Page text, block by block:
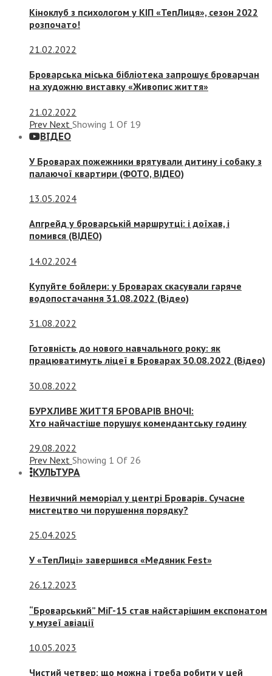
Кіноклуб з психологом у КІП «ТепЛиця», сезон 2022
розпочато!
21.02.2022
Броварська міська бібліотека запрошує броварчан
на художню виставку «Живопис життя»
21.02.2022
Prev Next Showing 1 Of 19
ВІДЕО
У Броварах пожежники врятували дитину і собаку з
палаючої квартири (ФОТО, ВІДЕО)
13.05.2024
Апгрейд у броварській маршрутці: і доїхав, і
помився (ВІДЕО)
14.02.2024
Купуйте бойлери: у Броварах скасували гаряче
водопостачання 31.08.2022 (Відео)
31.08.2022
Готовність до нового навчального року: як
працюватимуть ліцеї в Броварах 30.08.2022 (Відео)
30.08.2022
БУРХЛИВЕ ЖИТТЯ БРОВАРІВ ВНОЧІ:
Хто найчастіше порушує комендантську годину
29.08.2022
Prev Next Showing 1 Of 26
КУЛЬТУРА
Незвичний меморіал у центрі Броварів. Сучасне
мистецтво чи порушення порядку?
25.04.2025
У «ТепЛиці» завершився «Медяник Fest»
26.12.2023
“Броварський” МіГ-15 став найстарішим експонатом
у музеї авіації
10.05.2023
Чистий четвер: що можна і треба робити у цей